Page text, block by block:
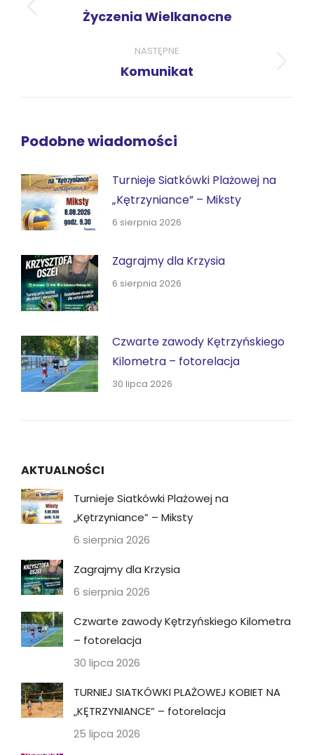
Poprzedni
Życzenia Wielkanocne
NASTĘPNE
Następny
Komunikat
Podobne wiadomości
Turnieje Siatkówki Plażowej na
„Kętrzyniance” – Miksty
6 sierpnia 2026
Zagrajmy dla Krzysia
6 sierpnia 2026
Czwarte zawody Kętrzyńskiego
Kilometra – fotorelacja
30 lipca 2026
AKTUALNOŚCI
Turnieje Siatkówki Plażowej na
„Kętrzyniance” – Miksty
6 sierpnia 2026
Zagrajmy dla Krzysia
6 sierpnia 2026
Czwarte zawody Kętrzyńskiego Kilometra
– fotorelacja
30 lipca 2026
TURNIEJ SIATKÓWKI PLAŻOWEJ KOBIET NA
„KĘTRZYNIANCE” – fotorelacja
25 lipca 2026